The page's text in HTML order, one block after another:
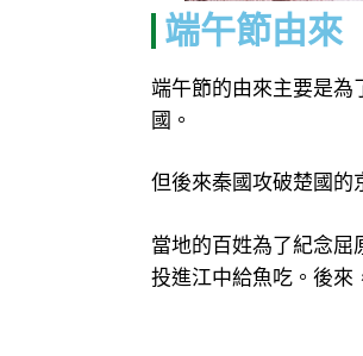
端午節由來
端午節的由來主要是為
國。
但後來秦國攻破楚國的
當地的百姓為了紀念屈
投進江中給魚吃。後來